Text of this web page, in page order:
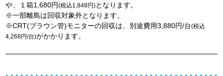
や、１箱1,680円(税込1,848円)となります。
※一部離島は回収対象外となります。
※CRT(ブラウン管)モニターの回収は、別途費用3,880円/台(税込
4,268円/台)がかかります。